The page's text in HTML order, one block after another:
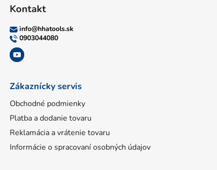
Kontakt
info@hhatools.sk
0903044080
Zákaznícky servis
Obchodné podmienky
Platba a dodanie tovaru
Reklamácia a vrátenie tovaru
Informácie o spracovaní osobných údajov